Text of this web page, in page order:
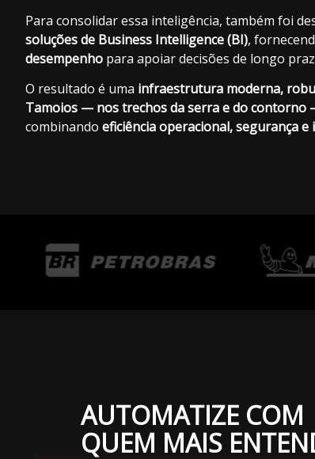
Para consolidar essa inteligência, também foi
soluções de Business Intelligence (BI),
desempenho para apoiar decisões de longo
O resultado é uma infraestrutura moderna,
Tamoios — nos trechos da serra e do
combinando eficiência operacional, segurança e
AUTOMATIZE COM
QUEM MAIS